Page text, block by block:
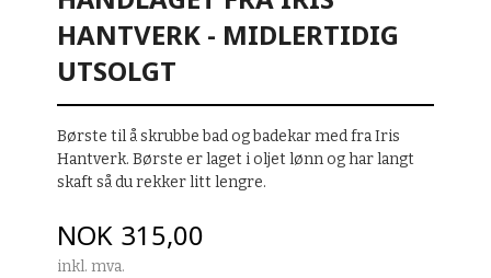
HANTVERK - MIDLERTIDIG
UTSOLGT
Børste til å skrubbe bad og badekar med fra Iris
Hantverk. Børste er laget i oljet lønn og har langt
skaft så du rekker litt lengre.
Pris
NOK 315,00
inkl. mva.